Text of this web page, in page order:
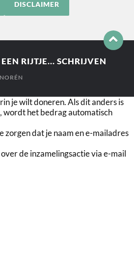
DISCLAIMER
RIJTJE... SCHRIJVEN
je wilt doneren. Als dit anders is
wordt het bedrag automatisch
zorgen dat je naam en e-mailadres
de inzamelingsactie via e-mail